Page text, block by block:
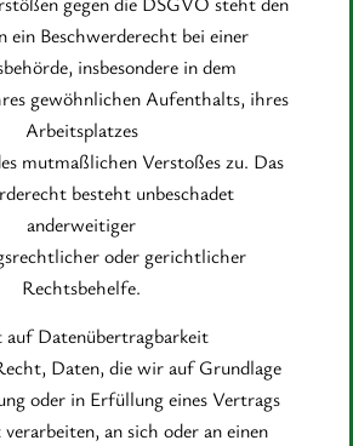
ein Beschwerderecht bei einer
insbesondere in dem
gewöhnlichen Aufenthalts, ihres
Arbeitsplatzes
mutmaßlichen Verstoßes zu. Das
besteht unbeschadet
anderweitiger
oder gerichtlicher
Rechtsbehelfe.
auf Datenübertragbarkeit
Daten, die wir auf Grundlage
oder in Erfüllung eines Vertrags
an sich oder an einen